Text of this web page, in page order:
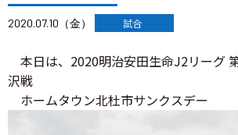
2020.07.10（金） 試合
本日は、2020明治安田生命J2リーグ
沢戦
ホームタウン北杜市サンクスデー